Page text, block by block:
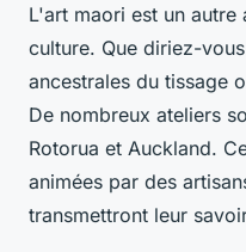
L'art maori est un
culture. Que diriez-
ancestrales du tissage
De nombreux ateliers
Rotorua et Auckland.
animées par des
transmettront leur